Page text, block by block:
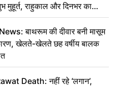
मुहूर्त, राहुकाल और दिनभर का
बाथरूम की दीवार बनी मासूम
खेलते-खेलते छह वर्षीय बालक
Death: नहीं रहे ‘लगान’,